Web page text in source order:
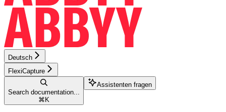
Deutsch
FlexiCapture
Search documentation...
⌘ K
Assistenten fragen